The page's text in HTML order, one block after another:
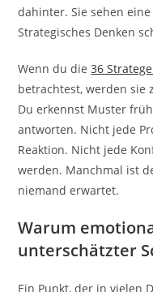
dahinter. Sie sehen
Strategisches Denken
Wenn du die36
betrachtest, werden sie
Du erkennst Muster
antworten. Nicht jede
Reaktion. Nicht jede
werden. Manchmal ist
niemand erwartet.
Warum
unterschätzter
Ein Punkt, der in vielen